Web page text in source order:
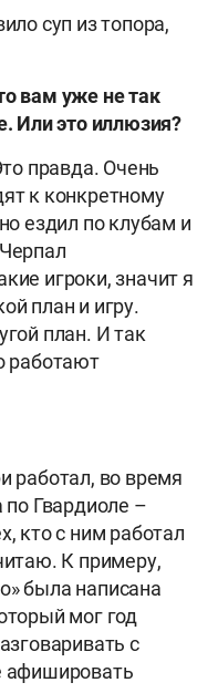
суп из топора,
вам уже не так
Или это иллюзия?
правда. Очень
к конкретному
ездил по клубам и
игроки, значит я
план и игру.
план. И так
работают
работал, во время
по Гвардиоле –
кто с ним работал
К примеру,
была написана
мог год
с
афишировать